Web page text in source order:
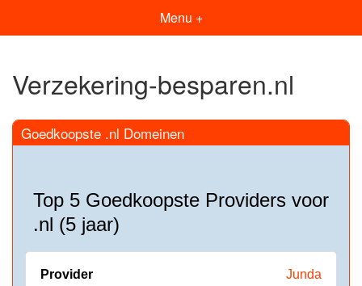
Menu +
Verzekering-besparen.nl
Goedkoopste .nl Domeinen
Top 5 Goedkoopste Providers voor
.nl (5 jaar)
Junda